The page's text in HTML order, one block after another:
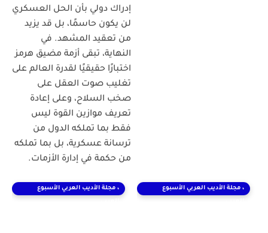
إدراك دولي بأن الحل العسكري
لن يكون حاسمًا، بل قد يزيد
من تعقيد المشهد. في
النهاية، تبقى أزمة مضيق هرمز
اختبارًا حقيقيًا لقدرة العالم على
تغليب صوت العقل على
صخب السلاح، وعلى إعادة
تعريف موازين القوة ليس
فقط بما تملكه الدول من
ترسانة عسكرية، بل بما تملكه
من حكمة في إدارة الأزمات.
، مجلة الأديب العربي الأسبوع
، مجلة الأديب العربي الأسبوع